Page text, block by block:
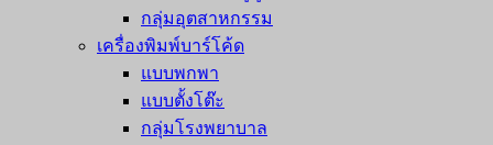
กลุ่มอุตสาหกรรม
เครื่องพิมพ์บาร์โค้ด
แบบพกพา
แบบตั้งโต๊ะ
กลุ่มโรงพยาบาล